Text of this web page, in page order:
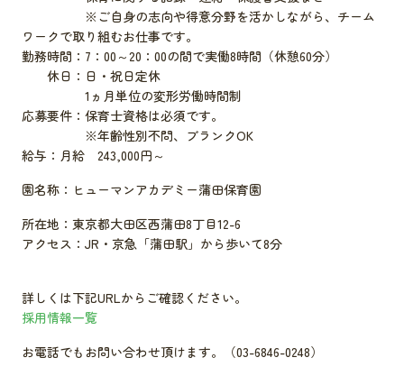
※ご自身の志向や得意分野を活かしながら、チーム
ワークで取り組むお仕事です。
勤務時間：7：00～20：00の間で実働8時間（休憩60分）
休日：日・祝日定休
1ヵ月単位の変形労働時間制
応募要件：保育士資格は必須です。
※年齢性別不問、ブランクOK
給与：月給 243,000円～
園名称：ヒューマンアカデミー蒲田保育園
所在地：東京都大田区西蒲田8丁目12-6
アクセス：JR・京急「蒲田駅」から歩いて8分
詳しくは下記URLからご確認ください。
採用情報一覧
お電話でもお問い合わせ頂けます。（03-6846-0248）